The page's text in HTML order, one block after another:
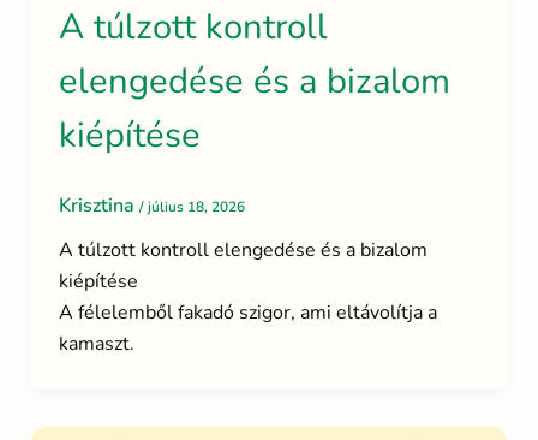
A túlzott kontroll
elengedése és a bizalom
kiépítése
Krisztina /július 18, 2026
A túlzott kontroll elengedése és a bizalom
kiépítése
A félelemből fakadó szigor, ami eltávolítja a
kamaszt.